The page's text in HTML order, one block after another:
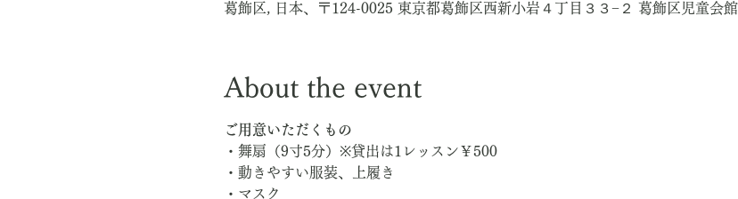
葛飾区, 日本、〒124-0025 東京都葛飾区西新小岩４丁目３３−２ 葛飾区児童会館
About the event
ご用意いただくもの
・舞扇（9寸5分）※貸出は1レッスン￥500
・動きやすい服装、上履き
・マスク